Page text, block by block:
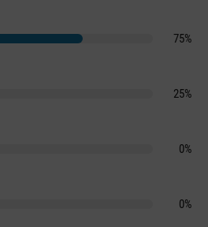
75%
25%
0%
0%